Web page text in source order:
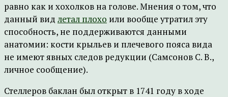
равно как и хохолков на голове. Мнения о том, что
данный вид летал плохо или вообще утратил эту
способность, не поддерживаются данными
анатомии: кости крыльев и плечевого пояса вида
не имеют явных следов редукции (Самсонов С. В.,
личное сообщение).
Стеллеров баклан был открыт в 1741 году в ходе